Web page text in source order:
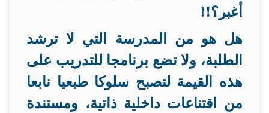
أغبر؟!!
هل هو من المدرسة التي لا ترشد
الطلبة، ولا تضع برنامجا للتدريب على
هذه القيمة لتصبح سلوكا طبعيا نابعا
من اقتناعات داخلية ذاتية، ومستندة